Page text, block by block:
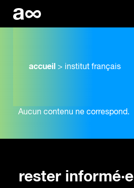
accueil > institut français
Aucun contenu ne correspond.
rester informé·e